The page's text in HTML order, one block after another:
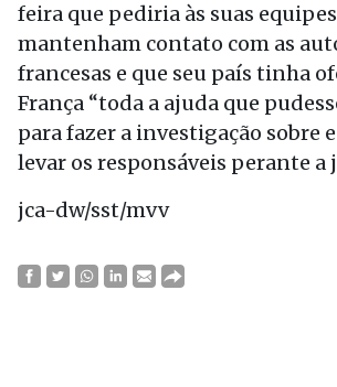
feira que pediria às suas
mantenham contato com as
francesas e que seu país tinha
França “toda a ajuda que
para fazer a investigação sobre
levar os responsáveis perante a
jca-dw/sst/mvv